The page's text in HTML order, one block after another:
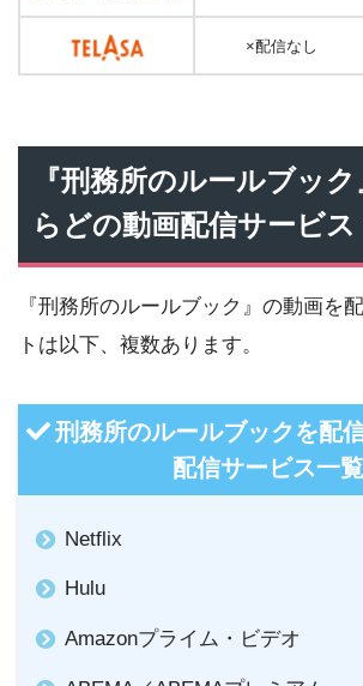
×配信なし
『刑務所のルールブッ
らどの動画配信サービス
『刑務所のルールブック』の動画を
トは以下、複数あります。
刑務所のルールブックを配
配信サービス一覧
Netflix
Hulu
Amazonプライム・ビデオ